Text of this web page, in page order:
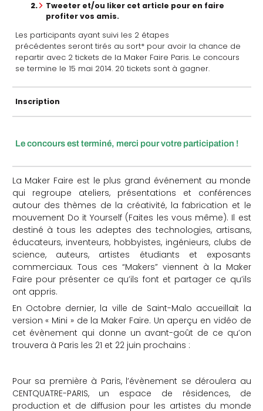
Tweeter et/ou liker cet article pour en faire
profiter vos amis.
Les participants ayant suivi les 2 étapes
précédentes seront tirés au sort* pour avoir la chance de
repartir avec 2 tickets de la Maker Faire Paris. Le concours
se termine le 15 mai 2014. 20 tickets sont à gagner.
Inscription
Le concours est terminé, merci pour votre participation !
La Maker Faire est le plus grand événement au monde
qui regroupe ateliers, présentations et conférences
autour des thèmes de la créativité, la fabrication et le
mouvement Do it Yourself (Faites les vous même). Il est
destiné à tous les adeptes des technologies, artisans,
éducateurs, inventeurs, hobbyistes, ingénieurs, clubs de
science, auteurs, artistes étudiants et exposants
commerciaux. Tous ces “Makers” viennent à la Maker
Faire pour présenter ce qu’ils font et partager ce qu’ils
ont appris.
En Octobre dernier, la ville de Saint-Malo accueillait la
version « Mini » de la Maker Faire. Un aperçu en vidéo de
cet évènement qui donne un avant-goût de ce qu’on
trouvera à Paris les 21 et 22 juin prochains :
Pour sa première à Paris, l’évènement se déroulera au
CENTQUATRE-PARIS, un espace de résidences, de
production et de diffusion pour les artistes du monde